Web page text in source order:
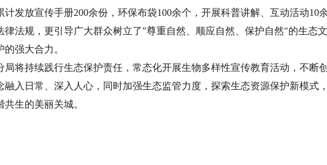
计发放宣传手册200余份，环保布袋100余个，开展科普讲解、互动活动10
律法规，更引导广大群众树立了"尊重自然、顺应自然、保护自然"的生态
强大合力。
局将持续践行生态保护责任，常态化开展生物多样性宣传教育活动，不断
融入日常、深入人心，同时加强生态监管力度，探索生态资源保护新模式
生的美丽关城。